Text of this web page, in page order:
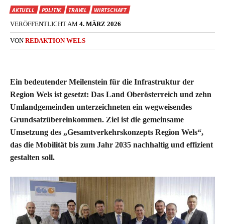
AKTUELL POLITIK TRAVEL
WIRTSCHAFT
VERÖFFENTLICHT AM 4. MÄRZ 2026
VON REDAKTION WELS
Ein bedeutender Meilenstein für die Infrastruktur der
Region Wels ist gesetzt: Das Land Oberösterreich und zehn
Umlandgemeinden unterzeichneten ein wegweisendes
Grundsatzübereinkommen. Ziel ist die gemeinsame
Umsetzung des „Gesamtverkehrskonzepts Region Wels“,
das die Mobilität bis zum Jahr 2035 nachhaltig und effizient
gestalten soll.